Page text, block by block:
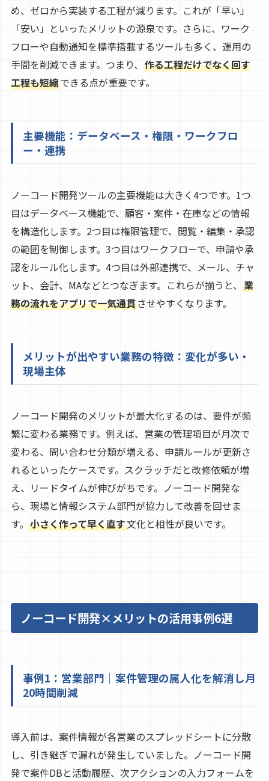
め、ゼロから実装する工程が減ります。これが「早い」
「安い」といったメリットの源泉です。さらに、ワーク
フローや自動通知を標準搭載するツールも多く、運用の
手間を削減できます。つまり、 作る工程だけでなく回す
工程も短縮できる点が重要です。
主要機能：データベース・権限・ワークフロ
ー・連携
ノーコード開発ツールの主要機能は大きく4つです。1つ
目はデータベース機能で、顧客・案件・在庫などの情報
を構造化します。2つ目は権限管理で、閲覧・編集・承認
の範囲を制御します。3つ目はワークフローで、申請や承
認をルール化します。4つ目は外部連携で、メール、チャ
ット、会計、MAなどとつなぎます。これらが揃うと、 業
務の流れをアプリで一気通貫させやすくなります。
メリットが出やすい業務の特徴：変化が多い・
現場主体
ノーコード開発のメリットが最大化するのは、要件が頻
繁に変わる業務です。例えば、営業の管理項目が月次で
変わる、問い合わせ分類が増える、申請ルールが更新さ
れるといったケースです。スクラッチだと改修依頼が増
え、リードタイムが伸びがちです。ノーコード開発な
ら、現場と情報システム部門が協力して改善を回せま
す。 小さく作って早く直す文化と相性が良いです。
ノーコード開発×メリットの活用事例6選
事例1：営業部門｜案件管理の属人化を解消し月
20時間削減
導入前は、案件情報が各営業のスプレッドシートに分散
し、引き継ぎで漏れが発生していました。ノーコード開
発で案件DBと活動履歴、次アクションの入力フォームを